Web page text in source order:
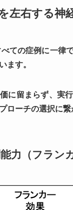
左右する神
ての症例に一律
ます。
に留まらず、 実
ローチの選択に繋
力（フラン